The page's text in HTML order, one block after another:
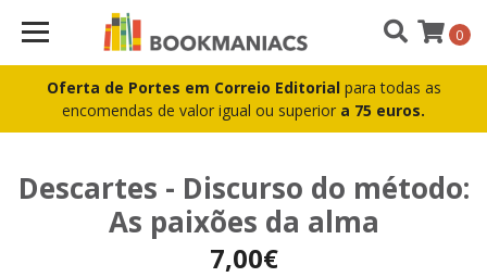
Oferta de Portes em Correio Editorial para todas as
encomendas de valor igual ou superior a 75 euros.
0
Descartes - Discurso do método:
As paixões da alma
7,00€